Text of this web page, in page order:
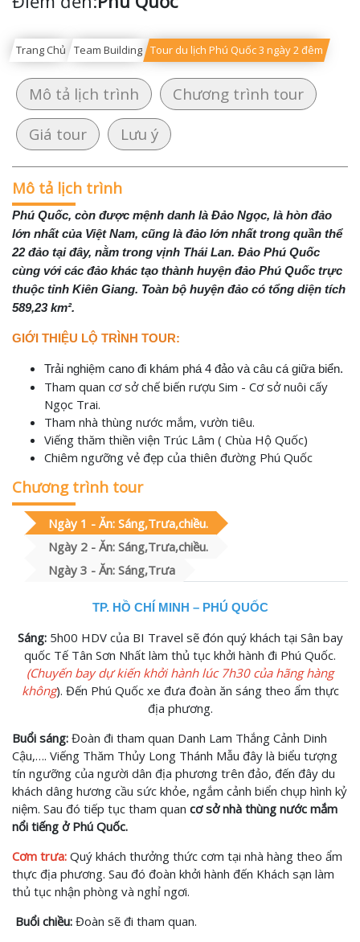
Trang Chủ Team Building Tour du lịch Phú Quốc 3 ngày 2 đêm
Mô tả lịch trình
Chương trình tour
Giá tour
Lưu ý
Mô tả lịch trình
Phú Quốc, còn được mệnh danh là Đảo Ngọc, là hòn đảo
lớn nhất của Việt Nam, cũng là đảo lớn nhất trong quần thể
22 đảo tại đây, nằm trong vịnh Thái Lan. Đảo Phú Quốc
cùng với các đảo khác tạo thành huyện đảo Phú Quốc trực
thuộc tỉnh Kiên Giang. Toàn bộ huyện đảo có tổng diện tích
589,23 km².
GIỚI THIỆU LỘ TRÌNH TOUR:
Trải nghiệm cano đi khám phá 4 đảo và câu cá giữa biển.
Tham quan cơ sở chế biến rượu Sim - Cơ sở nuôi cấy
Ngọc Trai.
Tham nhà thùng nước mắm, vườn tiêu.
Viếng thăm thiền viện Trúc Lâm ( Chùa Hộ Quốc)
Chiêm ngưỡng vẻ đẹp của thiên đường Phú Quốc
Chương trình tour
Ngày 1 - Ăn: Sáng,Trưa,chiều.
Ngày 2 - Ăn: Sáng,Trưa,chiều.
Ngày 3 - Ăn: Sáng,Trưa
TP. HỒ CHÍ MINH – PHÚ QUỐC
Sáng:5h00 HDV của BI Travel sẽ đón quý khách tại Sân bay
quốc Tế Tân Sơn Nhất làm thủ tục khởi hành đi Phú Quốc.
(Chuyến bay dự kiến khởi hành lúc 7h30 của hãng hàng
không). Đến Phú Quốc xe đưa đoàn ăn sáng theo ẩm thực
địa phương.
Buổi sáng: Đoàn đi tham quan Danh Lam Thắng Cảnh Dinh
Cậu,…. Viếng Thăm Thủy Long Thánh Mẫu đây là biểu tượng
tín ngưỡng của người dân địa phương trên đảo, đến đây du
khách dâng hương cầu sức khỏe, ngắm cảnh biển chụp hình kỷ
niệm. Sau đó tiếp tục tham quan cơ sở nhà thùng nước mắm
nổi tiếng ở Phú Quốc.
Cơm trưa: Quý khách thưởng thức cơm tại nhà hàng theo ẩm
thực địa phương. Sau đó đoàn khởi hành đến Khách sạn làm
thủ tục nhận phòng và nghỉ ngơi.
Buổi chiều: Đoàn sẽ đi tham quan.